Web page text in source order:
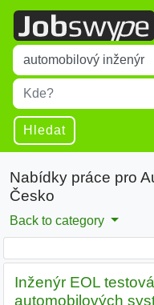
Title
Type 1 or more
Místo
Type 1 or more
Hledat
Nabídky práce pro
Česko
Back to category
Inženýr EOL
automobilových